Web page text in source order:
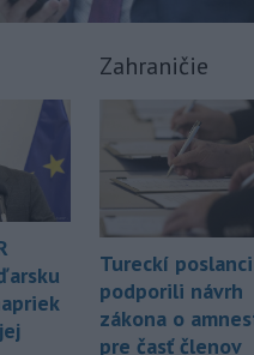
Zahraničie
Tureckí poslanci
podporili návrh
zákona o
pre časť členov